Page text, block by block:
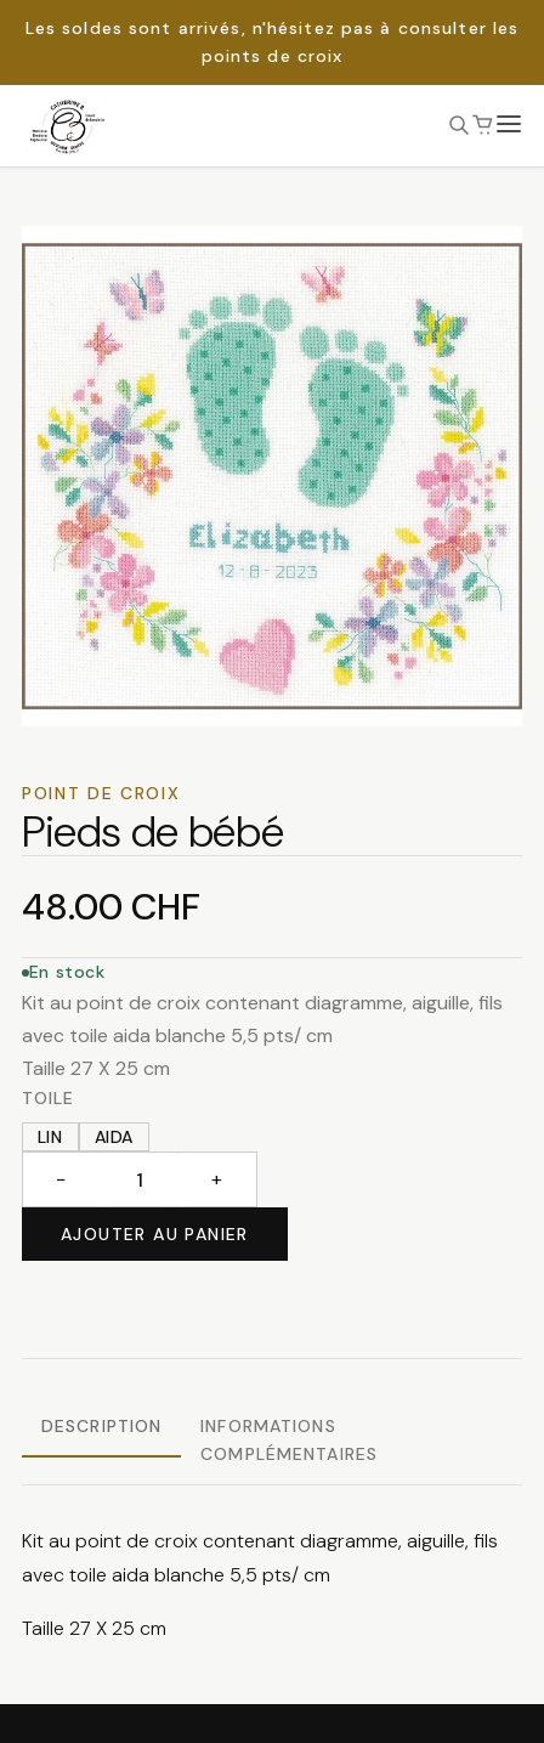
Les soldes sont arrivés, n'hésitez pas à consulter les
points de croix
Passer
POINT DE CROIX
Pieds de bébé
48.00 CHF
En stock
Kit au point de croix contenant diagramme, aiguille, fils
avec toile aida blanche 5,5 pts/ cm
Taille 27 X 25 cm
TOILE
LIN
AIDA
Pieds
− +
AJOUTER AU PANIER
DESCRIPTION
INFORMATIONS
COMPLÉMENTAIRES
Kit au point de croix contenant diagramme, aiguille, fils
avec toile aida blanche 5,5 pts/ cm
Taille 27 X 25 cm